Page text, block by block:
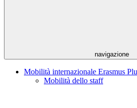
navigazione
Mobilità internazionale Erasmus
Mobilità dello staff